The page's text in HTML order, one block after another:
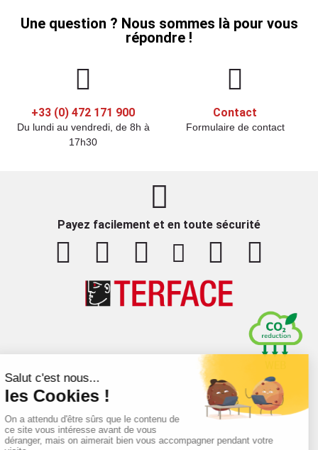
Une question ? Nous sommes là pour vous
répondre !
+33 (0) 472 171 900
Du lundi au vendredi, de 8h à
17h30
Contact
Formulaire de contact
Payez facilement et en toute sécurité